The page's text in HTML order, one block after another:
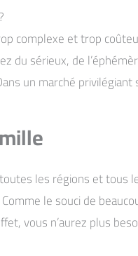
complexe et trop
sérieux, de
un marché
les régions et tous
le souci de
vous n’aurez plus